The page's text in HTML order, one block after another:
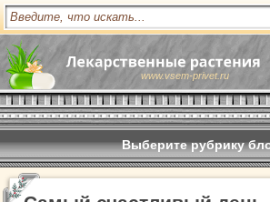
www.vsem-privet.ru
Выберите рубрику